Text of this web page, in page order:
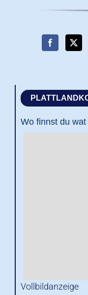
Wo finnst du
Vollbildanzeige